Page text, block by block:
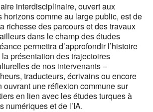
interdisciplinaire, ouvert aux
horizons comme au large public, est de
richesse des parcours et des travaux
dans le champ des études
permettra d’approfondir l’histoire
la présentation des trajectoires
de nos intervenants –
traducteurs, écrivains ou encore
ouvrant une réflexion commune sur
en lien avec les études turques à
numériques et de l’IA.